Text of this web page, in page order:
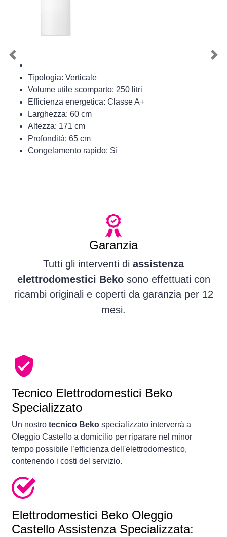
Tipologia: Verticale
Volume utile scomparto: 250 litri
Efficienza energetica: Classe A+
Larghezza: 60 cm
Altezza: 171 cm
Profondità: 65 cm
Congelamento rapido: Sì
Previous
Garanzia
Tutti gli interventi di assistenza
elettrodomestici Bekosono effettuati con
ricambi originali e coperti da garanzia per 12
mesi.
Tecnico Elettrodomestici Beko
Specializzato
Un nostro tecnico Beko specializzato interverrà a
Oleggio Castello a domicilio per riparare nel minor
tempo possibile l’efficienza dell'elettrodomestico,
contenendo i costi del servizio.
Elettrodomestici Beko Oleggio
Castello Assistenza Specializzata: